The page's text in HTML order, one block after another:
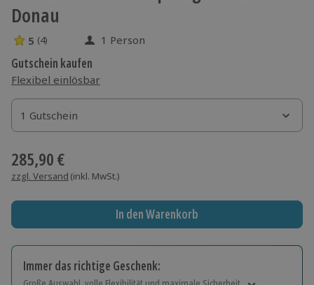
Donau
5 Sterne von 5 aus 4 Bewertungen
5 (4) 1 Person
Gutschein kaufen
Flexibel einlösbar
1 Gutschein
1 Gutschein
1 Gutschein
285,90 €
zzgl. Versand (inkl. MwSt.)
In den Warenkorb
Immer das richtige Geschenk: